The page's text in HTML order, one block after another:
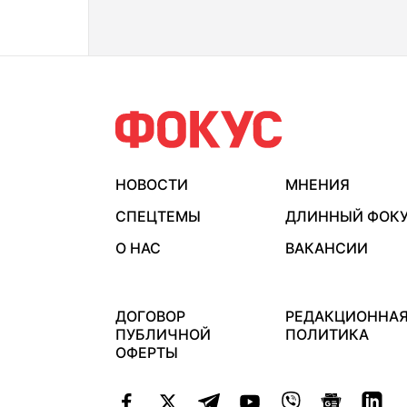
НОВОСТИ
МНЕНИЯ
СПЕЦТЕМЫ
ДЛИННЫЙ
О НАС
ВАКАНСИИ
ДОГОВОР
ПУБЛИЧНОЙ
ОФЕРТЫ
ПОЛИТИКА